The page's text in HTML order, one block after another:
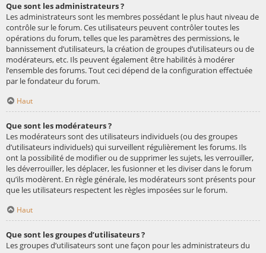
Que sont les administrateurs ?
Les administrateurs sont les membres possédant le plus haut niveau de
contrôle sur le forum. Ces utilisateurs peuvent contrôler toutes les
opérations du forum, telles que les paramètres des permissions, le
bannissement d’utilisateurs, la création de groupes d’utilisateurs ou de
modérateurs, etc. Ils peuvent également être habilités à modérer
l’ensemble des forums. Tout ceci dépend de la configuration effectuée
par le fondateur du forum.
Haut
Que sont les modérateurs ?
Les modérateurs sont des utilisateurs individuels (ou des groupes
d’utilisateurs individuels) qui surveillent régulièrement les forums. Ils
ont la possibilité de modifier ou de supprimer les sujets, les verrouiller,
les déverrouiller, les déplacer, les fusionner et les diviser dans le forum
qu’ils modèrent. En règle générale, les modérateurs sont présents pour
que les utilisateurs respectent les règles imposées sur le forum.
Haut
Que sont les groupes d’utilisateurs ?
Les groupes d’utilisateurs sont une façon pour les administrateurs du